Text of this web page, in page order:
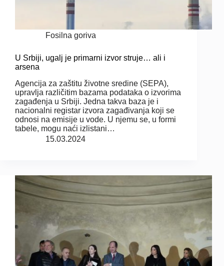
Fosilna goriva
U Srbiji, ugalj je primarni izvor struje… ali i
arsena
Agencija za zaštitu životne sredine (SEPA),
upravlja različitim bazama podataka o izvorima
zagađenja u Srbiji. Jedna takva baza je i
nacionalni registar izvora zagađivanja koji se
odnosi na emisije u vode. U njemu se, u formi
tabele, mogu naći izlistani…
15.03.2024